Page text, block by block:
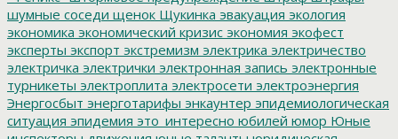
шумные соседи щенок Щукинка эвакуация экология
экономика экономический кризис экономия экофест
эксперты экспорт экстремизм электрика электричество
электричка электрички электронная запись электронные
турникеты электроплита электросети электроэнергия
Энергосбыт энерготарифы энкаунтер эпидемиологическая
ситуация эпидемия это_интересно юбилей юмор Юные